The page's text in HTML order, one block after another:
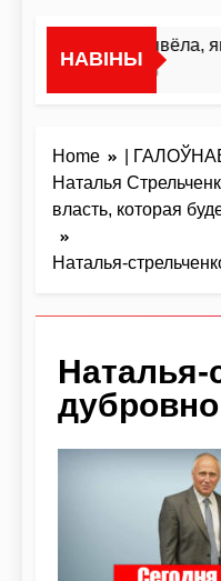
НАВІНЫ
«Я не жывёла,
Home
|
Наталья
власть, которая
Наталья-
Наталья-
дубровно